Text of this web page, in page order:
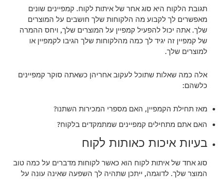
תגובת הלקוח היא סוג אחר של איתות לקוח. קמפיינים שונים
מאפשרים לך לקבוע מה הלקוחות שלך חושבים על המוצרים
שלך. אתה יכול להפעיל קמפיין על המוצרים שלך, ויחס ההמרה
של קמפיין זה יגיד לך כמה מהלקוחות שלך הגיבו לקמפיין או
למוצרים שלך.
אלה כמה שאלות שתוכל לעקוב אחריהן כשאתה סוקר קמפיינים
כלשהם:
מאז תחילת הקמפיין, האם מספרי המכירות השתנו?
האם אתם מתחילים קמפיינים שמתמקדים בלקוח?
בעיות איכות כאותות לקוח
סוג אחד של איתות לקוח הוא כאשר לקוחות מדברים על כמה טוב
המוצר שלך. לדוגמה, ייתכן שתהיה לך השפעה שאינה עונה על